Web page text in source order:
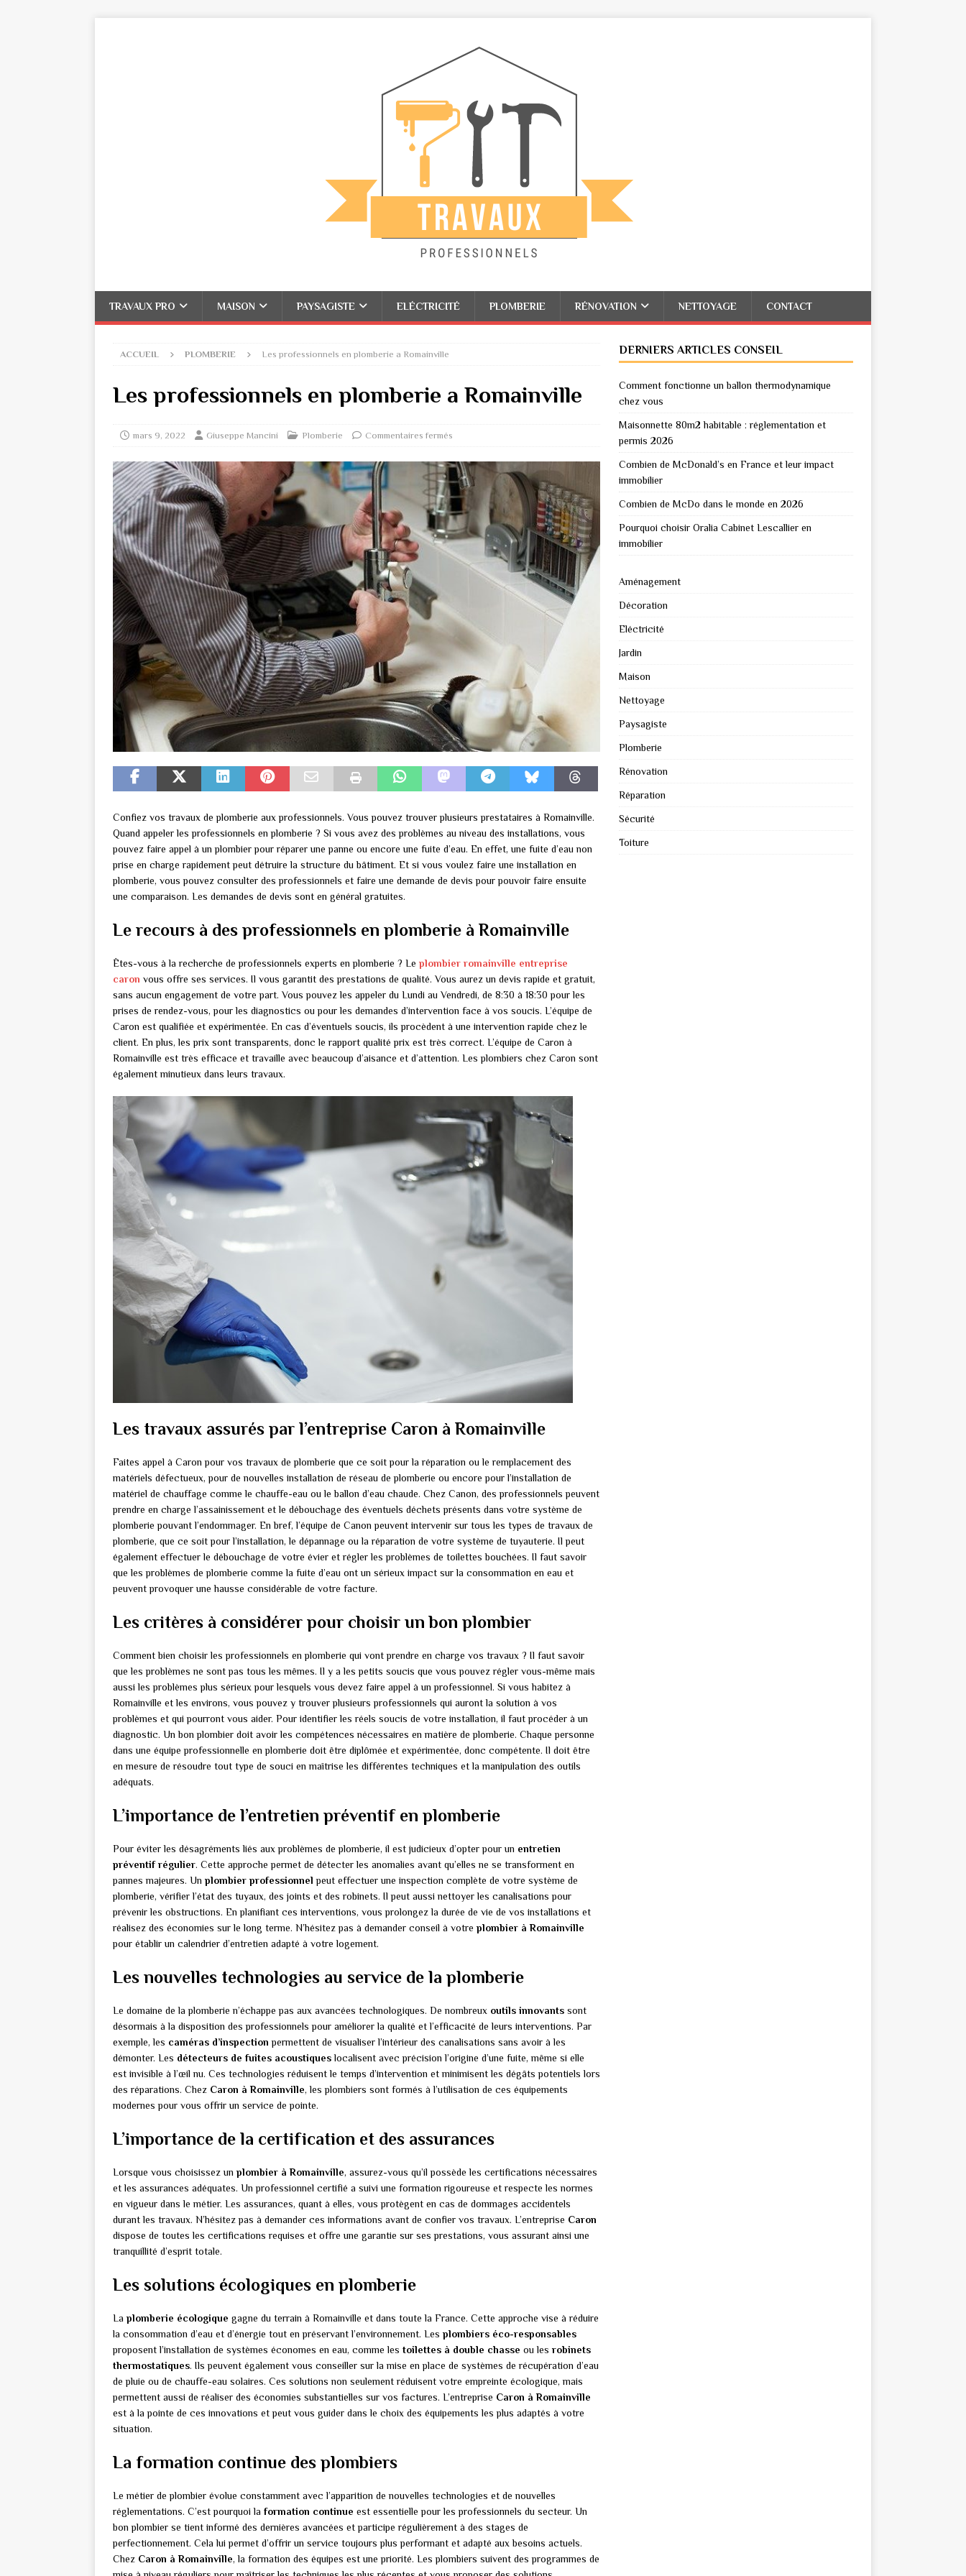
TRAVAUX PRO MAISON PAYSAGISTE ELÉCTRICITÉ PLOMBERIE RÉNOVATION NETTOYAGE CONTACT
ACCUEIL PLOMBERIE Les professionnels en plomberie a Romainville
Les professionnels en plomberie a Romainville
mars 9, 2022 Giuseppe Mancini Plomberie Commentaires fermés
Confiez vos travaux de plomberie aux professionnels. Vous pouvez trouver plusieurs prestataires à Romainville.
Quand appeler les professionnels en plomberie ? Si vous avez des problèmes au niveau des installations, vous
pouvez faire appel à un plombier pour réparer une panne ou encore une fuite d’eau. En effet, une fuite d’eau non
prise en charge rapidement peut détruire la structure du bâtiment. Et si vous voulez faire une installation en
plomberie, vous pouvez consulter des professionnels et faire une demande de devis pour pouvoir faire ensuite
une comparaison. Les demandes de devis sont en général gratuites.
Le recours à des professionnels en plomberie à Romainville
Êtes-vous à la recherche de professionnels experts en plomberie ? Le plombier romainville entreprise
caron vous offre ses services. Il vous garantit des prestations de qualité. Vous aurez un devis rapide et gratuit,
sans aucun engagement de votre part. Vous pouvez les appeler du Lundi au Vendredi, de 8:30 à 18:30 pour les
prises de rendez-vous, pour les diagnostics ou pour les demandes d’intervention face à vos soucis. L’équipe de
Caron est qualifiée et expérimentée. En cas d’éventuels soucis, ils procèdent à une intervention rapide chez le
client. En plus, les prix sont transparents, donc le rapport qualité prix est très correct. L’équipe de Caron à
Romainville est très efficace et travaille avec beaucoup d’aisance et d’attention. Les plombiers chez Caron sont
également minutieux dans leurs travaux.
Les travaux assurés par l’entreprise Caron à Romainville
Faites appel à Caron pour vos travaux de plomberie que ce soit pour la réparation ou le remplacement des
matériels défectueux, pour de nouvelles installation de réseau de plomberie ou encore pour l’installation de
matériel de chauffage comme le chauffe-eau ou le ballon d’eau chaude. Chez Canon, des professionnels peuvent
prendre en charge l’assainissement et le débouchage des éventuels déchets présents dans votre système de
plomberie pouvant l’endommager. En bref, l’équipe de Canon peuvent intervenir sur tous les types de travaux de
plomberie, que ce soit pour l’installation, le dépannage ou la réparation de votre système de tuyauterie. Il peut
également effectuer le débouchage de votre évier et régler les problèmes de toilettes bouchées. Il faut savoir
que les problèmes de plomberie comme la fuite d’eau ont un sérieux impact sur la consommation en eau et
peuvent provoquer une hausse considérable de votre facture.
Les critères à considérer pour choisir un bon plombier
Comment bien choisir les professionnels en plomberie qui vont prendre en charge vos travaux ? Il faut savoir
que les problèmes ne sont pas tous les mêmes. Il y a les petits soucis que vous pouvez régler vous-même mais
aussi les problèmes plus sérieux pour lesquels vous devez faire appel à un professionnel. Si vous habitez à
Romainville et les environs, vous pouvez y trouver plusieurs professionnels qui auront la solution à vos
problèmes et qui pourront vous aider. Pour identifier les réels soucis de votre installation, il faut procéder à un
diagnostic. Un bon plombier doit avoir les compétences nécessaires en matière de plomberie. Chaque personne
dans une équipe professionnelle en plomberie doit être diplômée et expérimentée, donc compétente. Il doit être
en mesure de résoudre tout type de souci en maîtrise les différentes techniques et la manipulation des outils
adéquats.
L’importance de l’entretien préventif en plomberie
Pour éviter les désagréments liés aux problèmes de plomberie, il est judicieux d’opter pour un entretien
préventif régulier. Cette approche permet de détecter les anomalies avant qu’elles ne se transforment en
pannes majeures. Un plombier professionnel peut effectuer une inspection complète de votre système de
plomberie, vérifier l’état des tuyaux, des joints et des robinets. Il peut aussi nettoyer les canalisations pour
prévenir les obstructions. En planifiant ces interventions, vous prolongez la durée de vie de vos installations et
réalisez des économies sur le long terme. N’hésitez pas à demander conseil à votre plombier à Romainville
pour établir un calendrier d’entretien adapté à votre logement.
Les nouvelles technologies au service de la plomberie
Le domaine de la plomberie n’échappe pas aux avancées technologiques. De nombreux outils innovants sont
désormais à la disposition des professionnels pour améliorer la qualité et l’efficacité de leurs interventions. Par
exemple, les caméras d’inspection permettent de visualiser l’intérieur des canalisations sans avoir à les
démonter. Les détecteurs de fuites acoustiqueslocalisent avec précision l’origine d’une fuite, même si elle
est invisible à l’œil nu. Ces technologies réduisent le temps d’intervention et minimisent les dégâts potentiels lors
des réparations. Chez Caron à Romainville, les plombiers sont formés à l’utilisation de ces équipements
modernes pour vous offrir un service de pointe.
L’importance de la certification et des assurances
Lorsque vous choisissez un plombier à Romainville, assurez-vous qu’il possède les certifications nécessaires
et les assurances adéquates. Un professionnel certifié a suivi une formation rigoureuse et respecte les normes
en vigueur dans le métier. Les assurances, quant à elles, vous protègent en cas de dommages accidentels
durant les travaux. N’hésitez pas à demander ces informations avant de confier vos travaux. L’entreprise Caron
dispose de toutes les certifications requises et offre une garantie sur ses prestations, vous assurant ainsi une
tranquillité d’esprit totale.
Les solutions écologiques en plomberie
La plomberie écologique gagne du terrain à Romainville et dans toute la France. Cette approche vise à réduire
la consommation d’eau et d’énergie tout en préservant l’environnement. Les plombiers éco-responsables
proposent l’installation de systèmes économes en eau, comme les toilettes à double chasse ou les robinets
thermostatiques. Ils peuvent également vous conseiller sur la mise en place de systèmes de récupération d’eau
de pluie ou de chauffe-eau solaires. Ces solutions non seulement réduisent votre empreinte écologique, mais
permettent aussi de réaliser des économies substantielles sur vos factures. L’entreprise Caron à Romainville
est à la pointe de ces innovations et peut vous guider dans le choix des équipements les plus adaptés à votre
situation.
La formation continue des plombiers
Le métier de plombier évolue constamment avec l’apparition de nouvelles technologies et de nouvelles
réglementations. C’est pourquoi la formation continue est essentielle pour les professionnels du secteur. Un
bon plombier se tient informé des dernières avancées et participe régulièrement à des stages de
perfectionnement. Cela lui permet d’offrir un service toujours plus performant et adapté aux besoins actuels.
Chez Caron à Romainville, la formation des équipes est une priorité. Les plombiers suivent des programmes de
DERNIERS ARTICLES CONSEIL
Comment fonctionne un ballon thermodynamique
chez vous
Maisonnette 80m2 habitable : réglementation et
permis 2026
Combien de McDonald’s en France et leur impact
immobilier
Combien de McDo dans le monde en 2026
Pourquoi choisir Oralia Cabinet Lescallier en
immobilier
Aménagement
Décoration
Eléctricité
Jardin
Maison
Nettoyage
Paysagiste
Plomberie
Rénovation
Réparation
Sécurité
Toiture